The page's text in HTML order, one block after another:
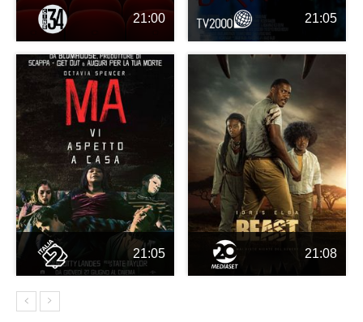
21:00 21:05
21:05 21:08